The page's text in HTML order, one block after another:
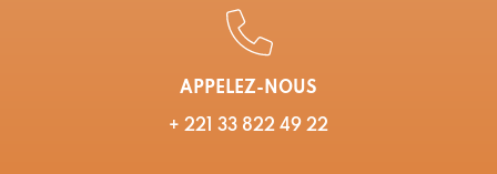
APPELEZ-NOUS
+ 221 33 822 49 22